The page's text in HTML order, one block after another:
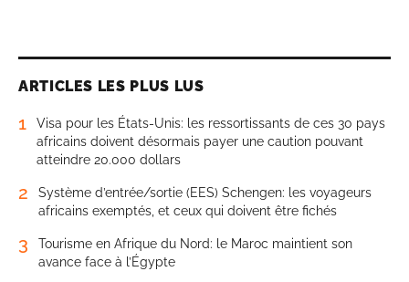
ARTICLES LES PLUS LUS
1
Visa pour les États-Unis: les ressortissants de ces 30 pays
africains doivent désormais payer une caution pouvant
atteindre 20.000 dollars
2
Système d’entrée/sortie (EES) Schengen: les voyageurs
africains exemptés, et ceux qui doivent être fichés
3
Tourisme en Afrique du Nord: le Maroc maintient son
avance face à l’Égypte